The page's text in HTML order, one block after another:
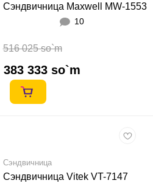
Сэндвичница Maxwell MW-1553
10
516 025 so`m
383 333 so`m
Сэндвичница
Сэндвичница Vitek VT-7147